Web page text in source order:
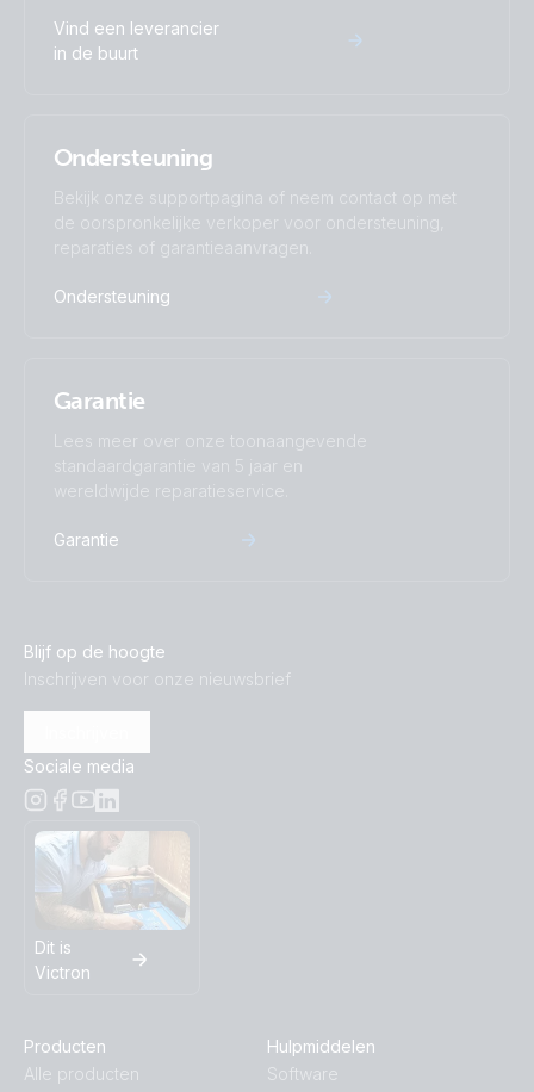
Vind een leverancier
in de buurt
Ondersteuning
Bekijk onze supportpagina of neem contact op met
de oorspronkelijke verkoper voor ondersteuning,
reparaties of garantieaanvragen.
Ondersteuning
Garantie
Lees meer over onze toonaangevende
standaardgarantie van 5 jaar en
wereldwijde reparatieservice.
Garantie
Blijf op de hoogte
Inschrijven voor onze nieuwsbrief
Sociale media
Dit is
Victron
Producten
Alle producten
Hulpmiddelen
Software